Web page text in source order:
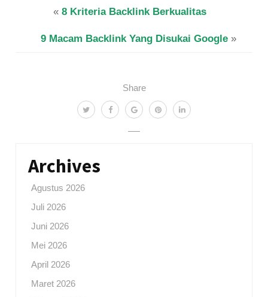
Share
« 8 Kriteria Backlink Berkualitas
9 Macam Backlink Yang Disukai Google »
Archives
Agustus 2026
Juli 2026
Juni 2026
Mei 2026
April 2026
Maret 2026